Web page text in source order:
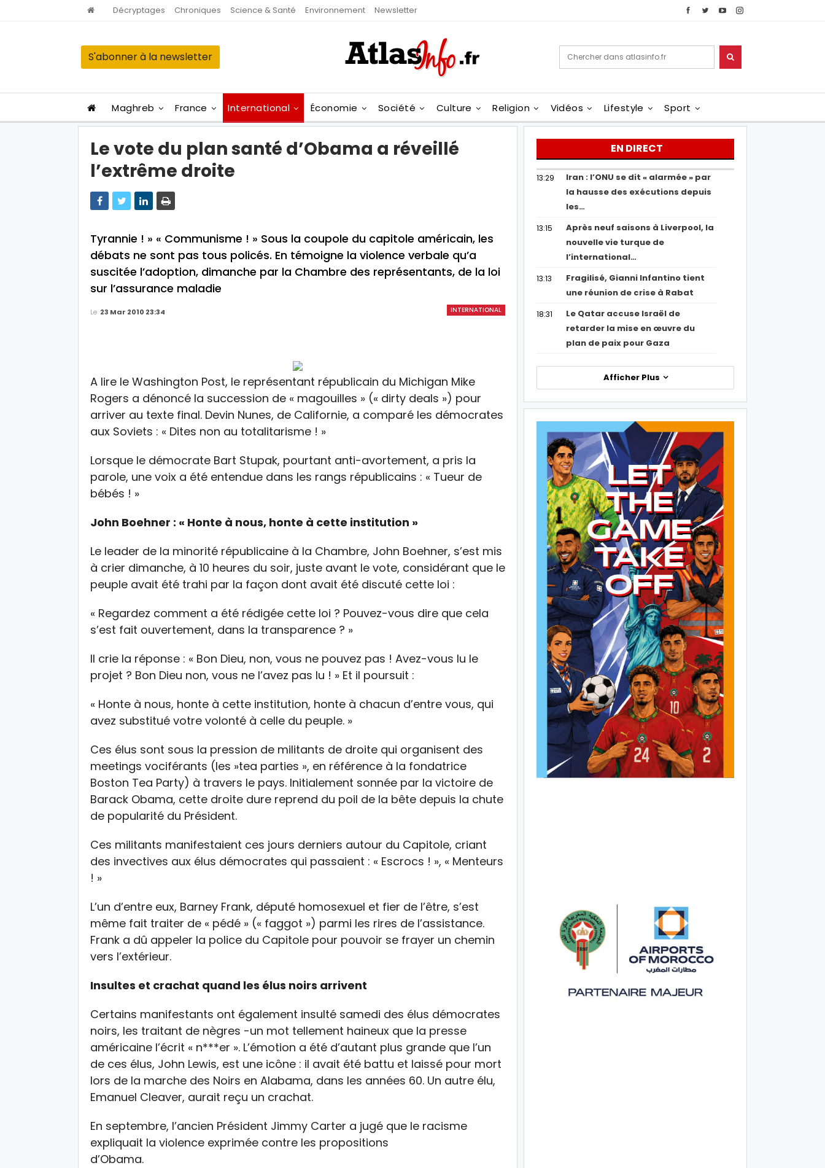
Décryptages Chroniques Science & Santé Environnement Newsletter
S'abonner à la newsletter
Maghreb France International Économie Société Culture Religion Vidéos Lifestyle Sport
Le vote du plan santé d’Obama a réveillé
l’extrême droite
Tyrannie ! » « Communisme ! » Sous la coupole du capitole américain, les
débats ne sont pas tous policés. En témoigne la violence verbale qu’a
suscitée l’adoption, dimanche par la Chambre des représentants, de la loi
sur l’assurance maladie
INTERNATIONAL
Le 23 Mar 2010 23:34
A lire le Washington Post, le représentant républicain du Michigan Mike
Rogers a dénoncé la succession de « magouilles » (« dirty deals ») pour
arriver au texte final. Devin Nunes, de Californie, a comparé les démocrates
aux Soviets : « Dites non au totalitarisme ! »
Lorsque le démocrate Bart Stupak, pourtant anti-avortement, a pris la
parole, une voix a été entendue dans les rangs républicains : « Tueur de
bébés ! »
John Boehner : « Honte à nous, honte à cette institution »
Le leader de la minorité républicaine à la Chambre, John Boehner, s’est mis
à crier dimanche, à 10 heures du soir, juste avant le vote, considérant que le
peuple avait été trahi par la façon dont avait été discuté cette loi :
« Regardez comment a été rédigée cette loi ? Pouvez-vous dire que cela
s’est fait ouvertement, dans la transparence ? »
Il crie la réponse : « Bon Dieu, non, vous ne pouvez pas ! Avez-vous lu le
projet ? Bon Dieu non, vous ne l’avez pas lu ! » Et il poursuit :
« Honte à nous, honte à cette institution, honte à chacun d’entre vous, qui
avez substitué votre volonté à celle du peuple. »
Ces élus sont sous la pression de militants de droite qui organisent des
meetings vociférants (les »tea parties », en référence à la fondatrice
Boston Tea Party) à travers le pays. Initialement sonnée par la victoire de
Barack Obama, cette droite dure reprend du poil de la bête depuis la chute
de popularité du Président.
Ces militants manifestaient ces jours derniers autour du Capitole, criant
des invectives aux élus démocrates qui passaient : « Escrocs ! », « Menteurs
! »
L’un d’entre eux, Barney Frank, député homosexuel et fier de l’être, s’est
même fait traiter de « pédé » (« faggot ») parmi les rires de l’assistance.
Frank a dû appeler la police du Capitole pour pouvoir se frayer un chemin
vers l’extérieur.
Insultes et crachat quand les élus noirs arrivent
Certains manifestants ont également insulté samedi des élus démocrates
noirs, les traitant de nègres -un mot tellement haineux que la presse
américaine l’écrit « n***er ». L’émotion a été d’autant plus grande que l’un
de ces élus, John Lewis, est une icône : il avait été battu et laissé pour mort
lors de la marche des Noirs en Alabama, dans les années 60. Un autre élu,
Emanuel Cleaver, aurait reçu un crachat.
En septembre, l’ancien Président Jimmy Carter a jugé que le racisme
expliquait la violence exprimée contre les propositions
d’Obama.
EN DIRECT
13:29
Iran : l’ONU se dit « alarmée » par
la hausse des exécutions depuis
les…
13:15
Après neuf saisons à Liverpool, la
nouvelle vie turque de
l’international…
13:13
Fragilisé, Gianni Infantino tient
une réunion de crise à Rabat
18:31
Le Qatar accuse Israël de
retarder la mise en œuvre du
plan de paix pour Gaza
Afficher Plus